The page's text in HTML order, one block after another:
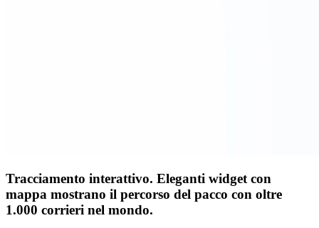
Tracciamento interattivo. Eleganti widget con
mappa mostrano il percorso del pacco con oltre
1.000 corrieri nel mondo.